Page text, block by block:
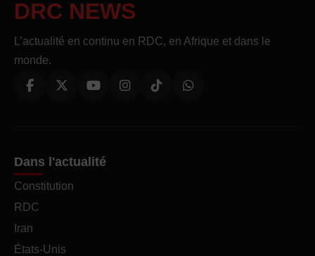
DRC NEWS
L’actualité en continu en RDC, en Afrique et dans le
monde.
Dans l'actualité
Constitution
RDC
Iran
États-Unis